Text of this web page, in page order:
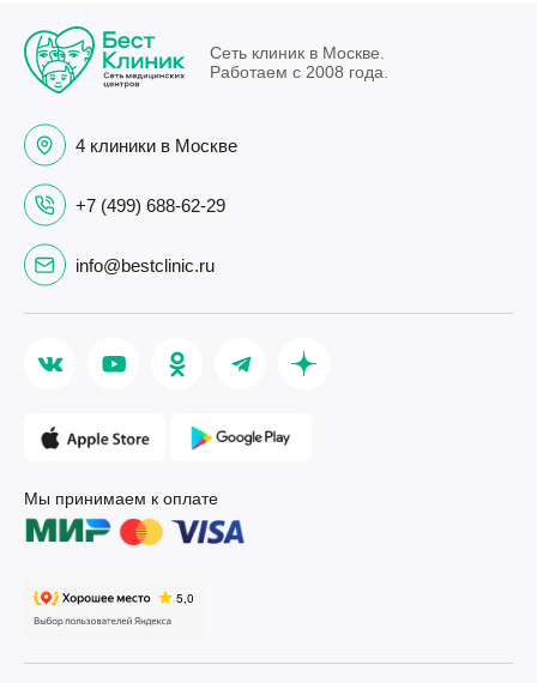
Сеть клиник в Москве.
Работаем с 2008 года.
4 клиники в Москве
+7 (499) 688-62-29
info@bestclinic.ru
Мы принимаем к оплате